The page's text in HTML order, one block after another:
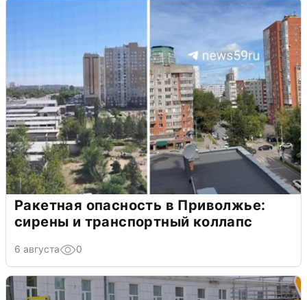
Ракетная опасность в Приволжье:
сирены и транспортный коллапс
6 августа 0